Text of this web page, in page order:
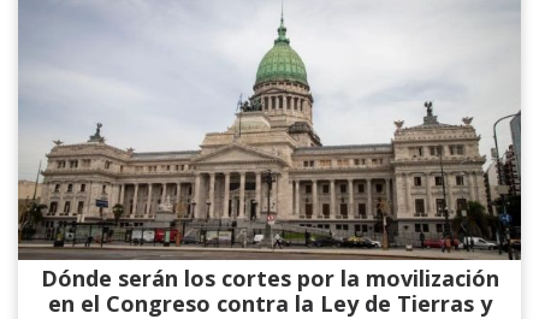
Dónde serán los cortes por la movilización
en el Congreso contra la Ley de Tierras y